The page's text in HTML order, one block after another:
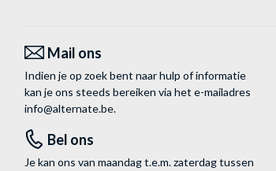
Mail ons
Indien je op zoek bent naar hulp of informatie
kan je ons steeds bereiken via het e-mailadres
info@alternate.be.
Bel ons
Je kan ons van maandag t.e.m. zaterdag tussen